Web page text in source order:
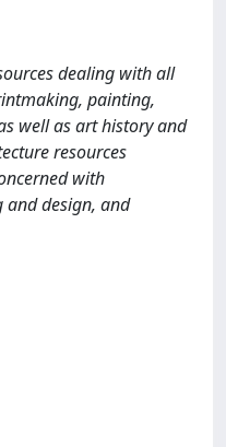
dealing with all
painting,
well as art history and
resources
with
design, and